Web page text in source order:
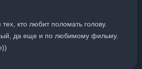
кто любит поломать голову.
да еще и по любимому фильму.